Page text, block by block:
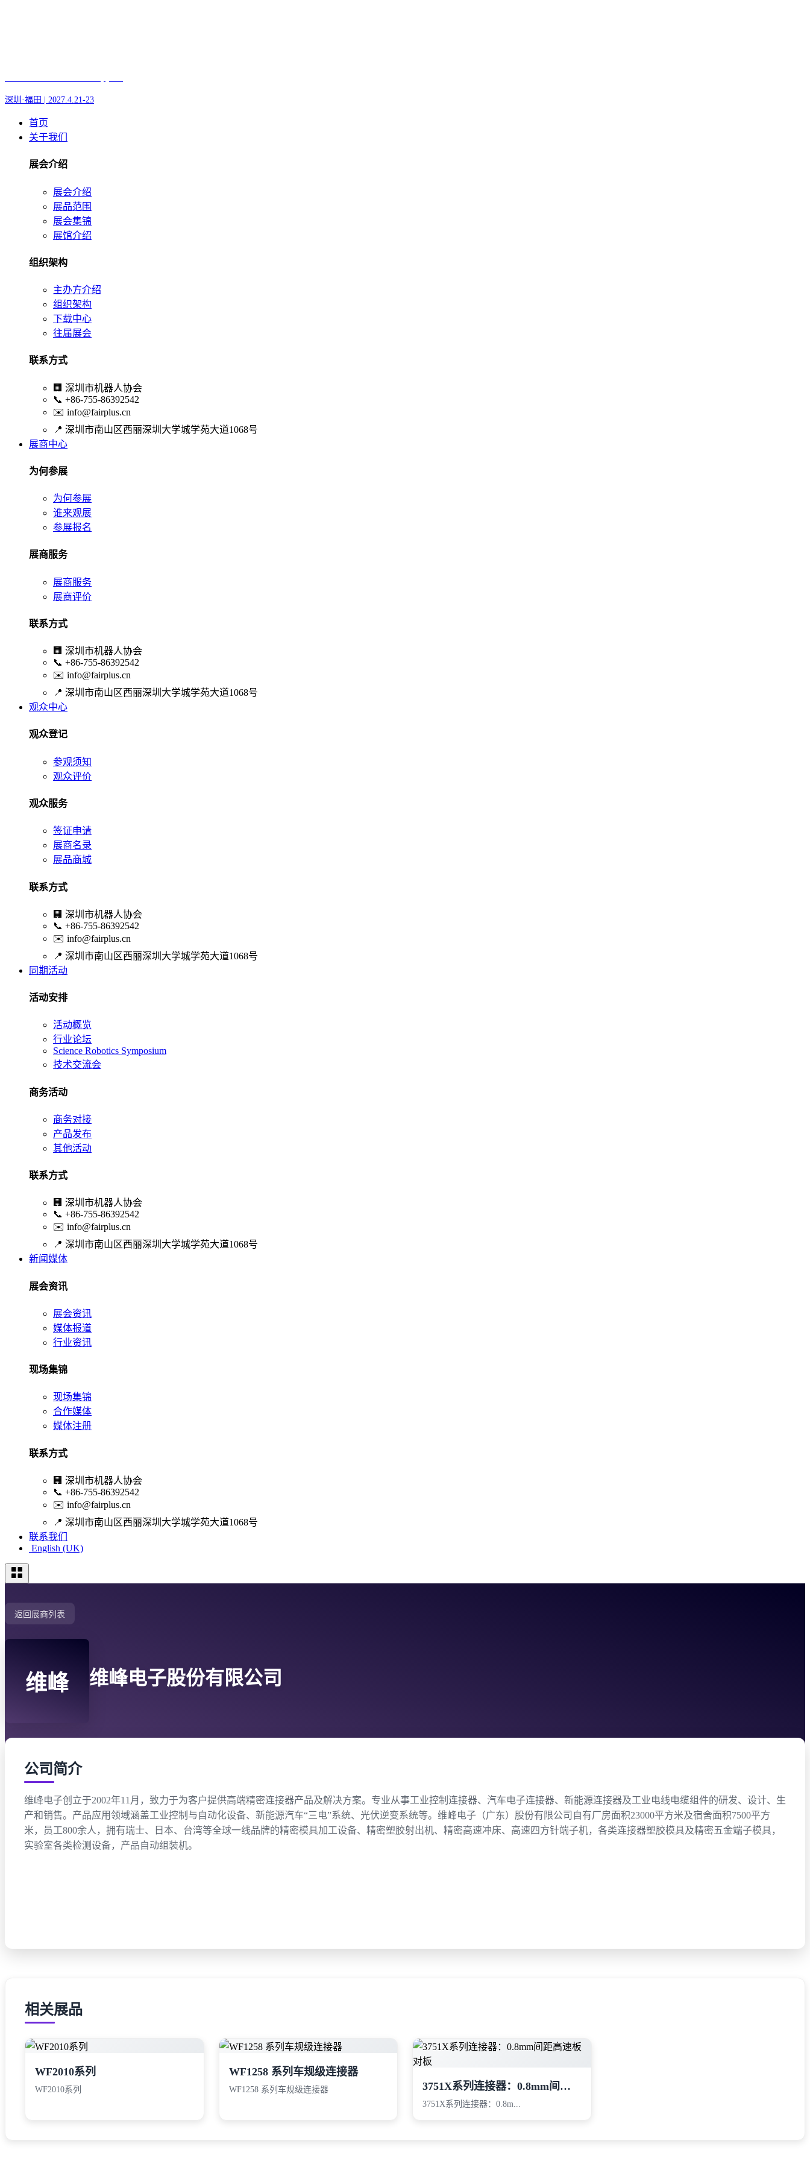
深圳·福田 | 2027.4.21-23
首页
关于我们
展会介绍
展会介绍
展品范围
展会集锦
展馆介绍
组织架构
主办方介绍
组织架构
下载中心
往届展会
联系方式
🏢 深圳市机器人协会
📞 +86-755-86392542
✉️ info@fairplus.cn
📍 深圳市南山区西丽深圳大学城学苑大道1068号
展商中心
为何参展
为何参展
谁来观展
参展报名
展商服务
展商服务
展商评价
联系方式
🏢 深圳市机器人协会
📞 +86-755-86392542
✉️ info@fairplus.cn
📍 深圳市南山区西丽深圳大学城学苑大道1068号
观众中心
观众登记
参观须知
观众评价
观众服务
签证申请
展商名录
展品商城
联系方式
🏢 深圳市机器人协会
📞 +86-755-86392542
✉️ info@fairplus.cn
📍 深圳市南山区西丽深圳大学城学苑大道1068号
同期活动
活动安排
活动概览
行业论坛
Science Robotics Symposium
技术交流会
商务活动
商务对接
产品发布
其他活动
联系方式
🏢 深圳市机器人协会
📞 +86-755-86392542
✉️ info@fairplus.cn
📍 深圳市南山区西丽深圳大学城学苑大道1068号
新闻媒体
展会资讯
展会资讯
媒体报道
行业资讯
现场集锦
现场集锦
合作媒体
媒体注册
联系方式
🏢 深圳市机器人协会
📞 +86-755-86392542
✉️ info@fairplus.cn
📍 深圳市南山区西丽深圳大学城学苑大道1068号
联系我们
English (UK)
返回展商列表
维峰 维峰电子股份有限公司
公司简介
维峰电子创立于2002年11月，致力于为客户提供高端精密连接器产品及解决方案。专业从事工业控制连接器、汽车电子连接器、新能源连接器及工业电线电缆组件的研发、设计、生
产和销售。产品应用领域涵盖工业控制与自动化设备、新能源汽车“三电”系统、光伏逆变系统等。维峰电子（广东）股份有限公司自有厂房面积23000平方米及宿舍面积7500平方
米，员工800余人，拥有瑞士、日本、台湾等全球一线品牌的精密模具加工设备、精密塑胶射出机、精密高速冲床、高速四方针端子机，各类连接器塑胶模具及精密五金端子模具，
实验室各类检测设备，产品自动组装机。
相关展品
WF2010系列
WF2010系列
WF1258 系列车规级连接器
WF1258 系列车规级连接器 3751X系列连接器：0.8mm间距高速板对板
3751X系列连接器：0.8m...